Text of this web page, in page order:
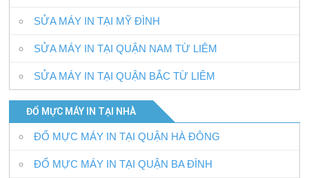
SỬA MÁY IN TẠI MỸ ĐÌNH
SỬA MÁY IN TẠI QUẬN NAM TỪ LIÊM
SỬA MÁY IN TẠI QUẬN BẮC TỪ LIÊM
ĐỔ MỰC MÁY IN TẠI NHÀ
ĐỔ MỰC MÁY IN TẠI QUẬN HÀ ĐÔNG
ĐỔ MỰC MÁY IN TẠI QUẬN BA ĐÌNH